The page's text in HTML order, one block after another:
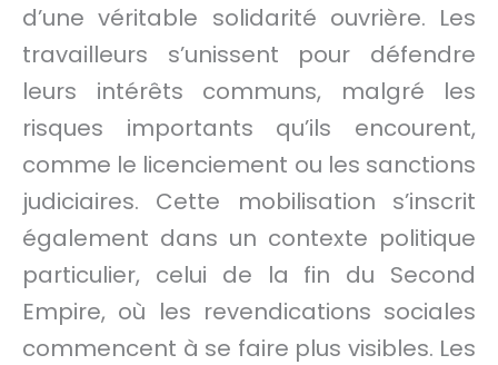
d’une véritable solidarité ouvrière. Les
travailleurs s’unissent pour défendre
leurs intérêts communs, malgré les
risques importants qu’ils encourent,
comme le licenciement ou les sanctions
judiciaires. Cette mobilisation s’inscrit
également dans un contexte politique
particulier, celui de la fin du Second
Empire, où les revendications sociales
commencent à se faire plus visibles. Les